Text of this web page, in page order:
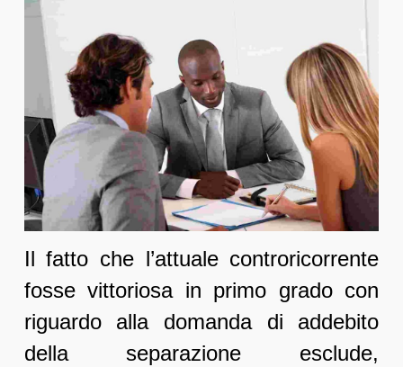
Il fatto che l’attuale controricorrente
fosse vittoriosa in primo grado con
riguardo alla domanda di addebito
della separazione esclude,